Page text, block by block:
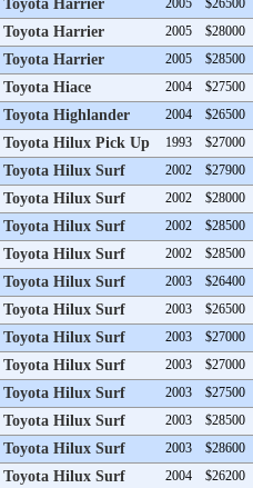
Toyota Harrier 2005 $26500
Toyota Harrier 2005 $28000
Toyota Harrier 2005 $28500
Toyota Hiace 2004 $27500
Toyota Highlander 2004 $26500
Toyota Hilux Pick Up 1993 $27000
Toyota Hilux Surf 2002 $27900
Toyota Hilux Surf 2002 $28000
Toyota Hilux Surf 2002 $28500
Toyota Hilux Surf 2002 $28500
Toyota Hilux Surf 2003 $26400
Toyota Hilux Surf 2003 $26500
Toyota Hilux Surf 2003 $27000
Toyota Hilux Surf 2003 $27000
Toyota Hilux Surf 2003 $27500
Toyota Hilux Surf 2003 $28500
Toyota Hilux Surf 2003 $28600
Toyota Hilux Surf 2004 $26200